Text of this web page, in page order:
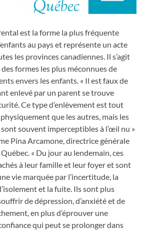
est la forme la plus fréquente
au pays et représente un acte
les provinces canadiennes. Il s’agit
formes les plus méconnues de
envers les enfants. « Il est faux de
enlevé par un parent se trouve
Ce type d’enlèvement est tout
que les autres, mais les
souvent imperceptibles à l’œil nu »
Pina Arcamone, directrice générale
« Du jour au lendemain, ces
à leur famille et leur foyer et sont
vie marquée par l’incertitude, la
et la fuite. Ils sont plus
de dépression, d’anxiété et de
en plus d’éprouver une
qui peut se prolonger dans